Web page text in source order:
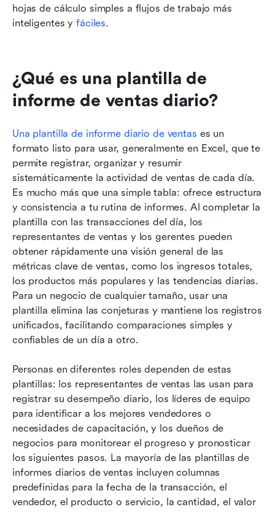
hojas de cálculo simples a flujos de trabajo más
inteligentes y fáciles.
¿Qué es una plantilla de
informe de ventas diario?
Una plantilla de informe diario de ventas es un
formato listo para usar, generalmente en Excel, que te
permite registrar, organizar y resumir
sistemáticamente la actividad de ventas de cada día.
Es mucho más que una simple tabla: ofrece estructura
y consistencia a tu rutina de informes. Al completar la
plantilla con las transacciones del día, los
representantes de ventas y los gerentes pueden
obtener rápidamente una visión general de las
métricas clave de ventas, como los ingresos totales,
los productos más populares y las tendencias diarias.
Para un negocio de cualquier tamaño, usar una
plantilla elimina las conjeturas y mantiene los registros
unificados, facilitando comparaciones simples y
confiables de un día a otro.
Personas en diferentes roles dependen de estas
plantillas: los representantes de ventas las usan para
registrar su desempeño diario, los líderes de equipo
para identificar a los mejores vendedores o
necesidades de capacitación, y los dueños de
negocios para monitorear el progreso y pronosticar
los siguientes pasos. La mayoría de las plantillas de
informes diarios de ventas incluyen columnas
predefinidas para la fecha de la transacción, el
vendedor, el producto o servicio, la cantidad, el valor